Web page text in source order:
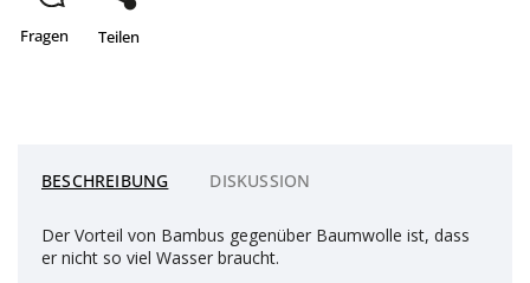
Fragen Teilen
BESCHREIBUNG DISKUSSION
Der Vorteil von Bambus gegenüber Baumwolle ist, dass
er nicht so viel Wasser braucht.